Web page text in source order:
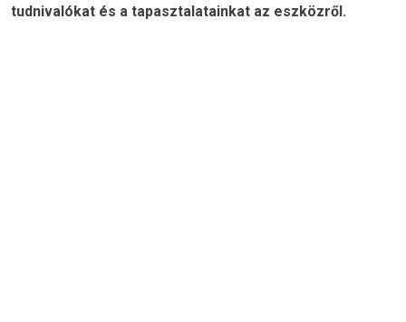
tudnivalókat és a tapasztalatainkat az eszközről.